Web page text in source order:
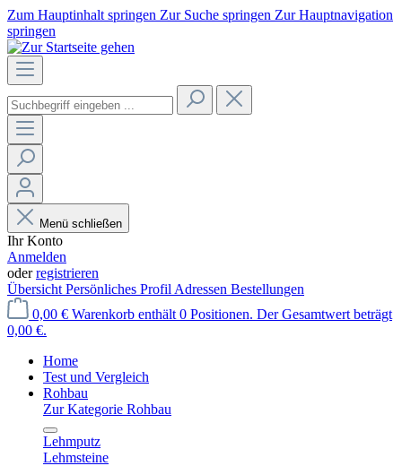
Zum Hauptinhalt springen Zur Suche springen Zur Hauptnavigation
springen
Menü schließen
Ihr Konto
Anmelden
oderregistrieren
Übersicht Persönliches Profil Adressen Bestellungen
0,00 € Warenkorb enthält 0 Positionen. Der Gesamtwert beträgt
0,00 €.
Home
Test und Vergleich
Rohbau
Zur Kategorie Rohbau
Lehmputz
Lehmsteine